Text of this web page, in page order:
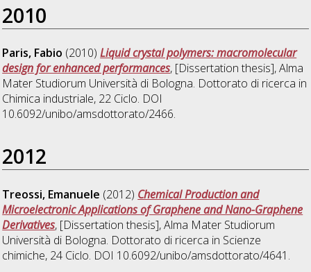
2010
Paris, Fabio (2010)Liquid crystal polymers: macromolecular
design for enhanced performances, [Dissertation thesis], Alma
Mater Studiorum Università di Bologna. Dottorato di ricerca in
Chimica industriale, 22 Ciclo. DOI
10.6092/unibo/amsdottorato/2466.
2012
Treossi, Emanuele (2012) Chemical Production and
Microelectronic Applications of Graphene and Nano-Graphene
Derivatives, [Dissertation thesis], Alma Mater Studiorum
Università di Bologna. Dottorato di ricerca in Scienze
chimiche, 24 Ciclo. DOI 10.6092/unibo/amsdottorato/4641.